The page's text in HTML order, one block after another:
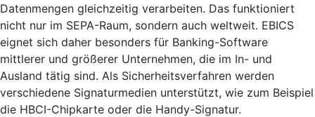
Datenmengen gleichzeitig verarbeiten. Das funktioniert
nicht nur im SEPA-Raum, sondern auch weltweit. EBICS
eignet sich daher besonders für Banking-Software
mittlerer und größerer Unternehmen, die im In- und
Ausland tätig sind. Als Sicherheitsverfahren werden
verschiedene Signaturmedien unterstützt, wie zum Beispiel
die HBCI-Chipkarte oder die Handy-Signatur.